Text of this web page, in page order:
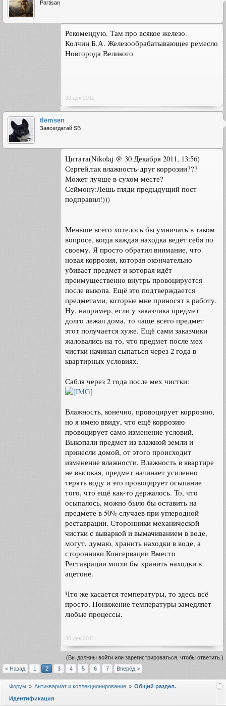
Partisan
Рекомендую. Там про всякое железо.
Колчин Б.А. Железообрабатывающее ремесло
Новгорода Великого
30 дек 2011
tlemsen
Завсегдатай SB
Цитата(Nikolaj @ 30 Декабря 2011, 13:56)
Сергей,так влажность-друг коррозии???
Может лучше в сухом месте?
Сеймону:Лешь гляди предыдущий пост-
подправил!)))
Меньше всего хотелось бы умничать в таком
вопросе, когда каждая находка ведёт себя по
своему. Я просто обратил внимание, что
новая коррозия, которая окончательно
убивает предмет и которая идёт
преимущественно внутрь провоцируется
после выкопа. Ещё это подтверждается
предметами, которые мне приносят в работу.
Ну, например, если у заказчика предмет
долго лежал дома, то чаще всего предмет
этот получается хуже. Ещё сами заказчики
жаловались на то, что предмет после мех
чистки начинал сыпаться через 2 года в
квартирных условиях.
Сабля через 2 года после мех чистки:
Влажность, конечно, провоцирует коррозию,
но я имею ввиду, что ещё коррозию
провоцирует само изменение условий.
Выкопали предмет из влажной земли и
принесли домой, от этого происходит
изменение влажности. Влажность в квартире
не высокая, предмет начинает усиленно
терять воду и это провоцирует осыпание
того, что ещё как-то держалось. То, что
осыпалось, можно было бы оставить на
предмете в 50% случаев при углеродной
реставрации. Сторонники механической
чистки с вываркой и вымачиванием в воде,
могут, думаю, хранить находки в воде, а
сторонники Консервации Вместо
Реставрации могли бы хранить находки в
ацетоне.
Что же касается температуры, то здесь всё
просто. Понижение температуры замедляет
любые процессы.
30 дек 2011
(Вы должны войти или зарегистрироваться, чтобы ответить.)
< Назад
1 2 3 4 5 6 7 Вперёд >
Форум Антиквариат и коллекционирование
Общий раздел.
Идентификация